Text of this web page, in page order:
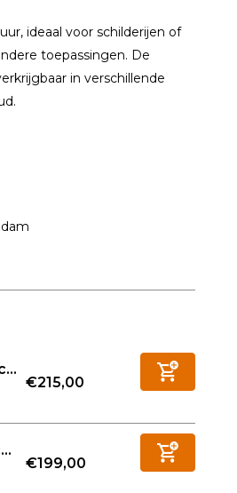
ideaal voor schilderijen of
toepassingen. De
in verschillende
€215,00
€199,00